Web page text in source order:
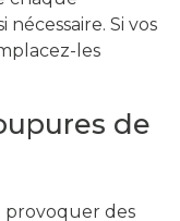
Si vos
les
de
provoquer des